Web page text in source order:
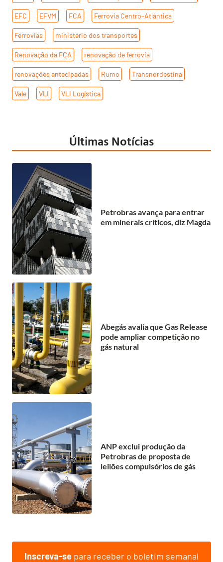
EFC EFVM FCA Ferrovia Centro-Atlântica
Ferrovias ministério dos transportes
Renovação da FCA renovação de ferrovia
renovações antecipadas Rumo Transnordestina
Vale VLI VLI Logística
Últimas Notícias
Petrobras avança para entrar
em minerais críticos, diz Magda
Abegás avalia que Gas Release
pode ampliar competição no
gás natural
ANP exclui produção da
Petrobras de proposta de
leilões compulsórios de gás
Inscreva-se para receber o boletim semanal